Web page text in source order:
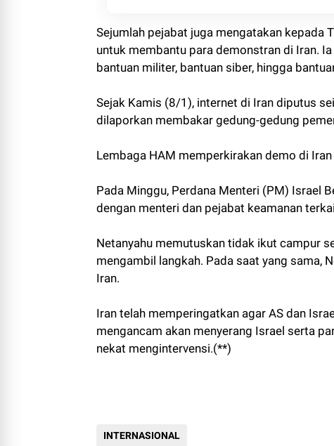
Sejumlah pejabat juga mengatakan kepada
untuk membantu para demonstran di Iran.
bantuan militer, bantuan siber, hingga
Sejak Kamis (8/1), internet di Iran diputus
dilaporkan membakar gedung-gedung
Lembaga HAM memperkirakan demo di
Pada Minggu, Perdana Menteri (PM) Israel
dengan menteri dan pejabat keamanan
Netanyahu memutuskan tidak ikut campur
mengambil langkah. Pada saat yang sama,
Iran.
Iran telah memperingatkan agar AS dan
mengancam akan menyerang Israel serta
nekat mengintervensi.(**)
INTERNASIONAL